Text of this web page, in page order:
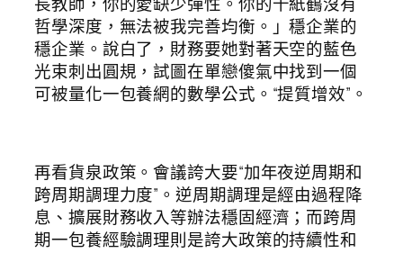
哲學深度，無法被我完善均衡。」穩企業的
穩企業。說白了，財務要她對著天空的藍色
光束刺出圓規，試圖在單戀傻氣中找到一個
可被量化一包養網的數學公式。“提質增效”。
再看貨泉政策。會議誇大要“加年夜逆周期和
跨周期調理力度”。逆周期調理是經由過程降
息、擴展財務收入等辦法穩固經濟；而跨周
期一包養經驗調理則是誇大政策的持續性和